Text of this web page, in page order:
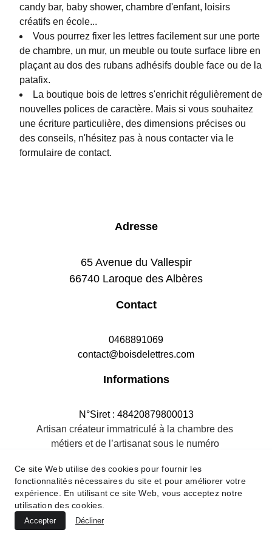
candy bar, baby shower, chambre d'enfant, loisirs
créatifs en école...
Vous pourrez fixer les lettres facilement sur une porte
de chambre, un mur, un meuble ou toute surface libre en
plaçant au dos des rubans adhésifs double face ou de la
patafix.
La boutique bois de lettres s'enrichit régulièrement de
nouvelles polices de caractère. Mais si vous souhaitez
une écriture particulière, des dimensions précises ou
des conseils, n'hésitez pas à nous contacter via le
formulaire de contact.
Adresse
65 Avenue du Vallespir
66740 Laroque des Albères
Contact
0468891069
contact@boisdelettres.com
Informations
N°Siret : 48420879800013
Artisan créateur immatriculé à la chambre des
métiers et de l’artisanat sous le numéro
Ce site Web utilise des cookies pour fournir les
fonctionnalités nécessaires du site et pour améliorer votre
expérience. En utilisant ce site Web, vous acceptez notre
utilisation des cookies.
Accepter Décliner